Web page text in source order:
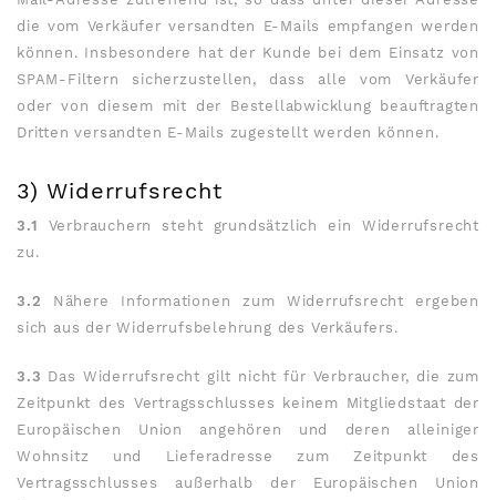
die vom Verkäufer versandten E-Mails empfangen werden
können. Insbesondere hat der Kunde bei dem Einsatz von
SPAM-Filtern sicherzustellen, dass alle vom Verkäufer
oder von diesem mit der Bestellabwicklung beauftragten
Dritten versandten E-Mails zugestellt werden können.
3) Widerrufsrecht
3.1 Verbrauchern steht grundsätzlich ein Widerrufsrecht
zu.
3.2 Nähere Informationen zum Widerrufsrecht ergeben
sich aus der Widerrufsbelehrung des Verkäufers.
3.3 Das Widerrufsrecht gilt nicht für Verbraucher, die zum
Zeitpunkt des Vertragsschlusses keinem Mitgliedstaat der
Europäischen Union angehören und deren alleiniger
Wohnsitz und Lieferadresse zum Zeitpunkt des
Vertragsschlusses außerhalb der Europäischen Union